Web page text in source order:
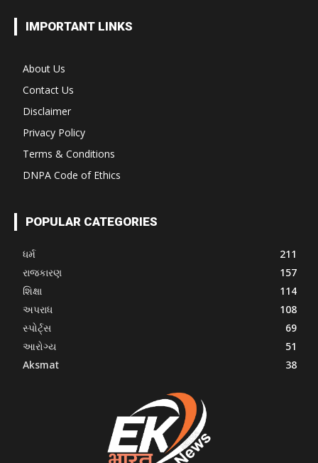
IMPORTANT LINKS
About Us
Contact Us
Disclaimer
Privacy Policy
Terms & Conditions
DNPA Code of Ethics
POPULAR CATEGORIES
ધર્મ
211
રાજકારણ
157
શિક્ષા
114
અપરાધ
108
સ્પોર્ટ્સ
69
આરોગ્ય
51
Aksmat
38